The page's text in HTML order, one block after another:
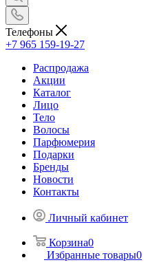
Телефоны
+7 965 159-19-27
Распродажа
Акции
Каталог
Лицо
Тело
Волосы
Парфюмерия
Подарки
Бренды
Новости
Контакты
Личный кабинет
Корзина0
Избранные товары0